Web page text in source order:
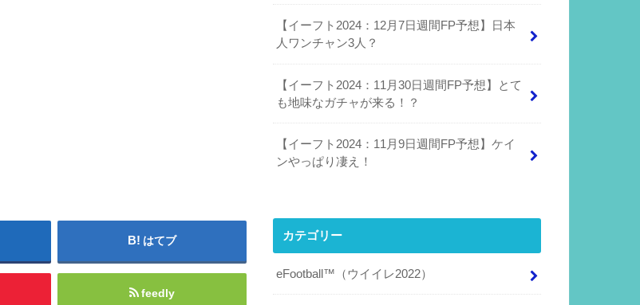
はてブ
feedly
【イーフト2024：12月7日週間FP予想】日本
人ワンチャン3人？
【イーフト2024：11月30日週間FP予想】とて
も地味なガチャが来る！？
【イーフト2024：11月9日週間FP予想】ケイ
ンやっぱり凄え！
カテゴリー
eFootball™（ウイイレ2022）